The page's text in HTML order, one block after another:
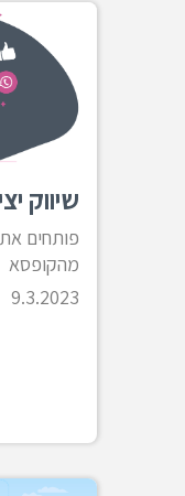
שיווק
פותחים
מהקופסא
9.3.2023